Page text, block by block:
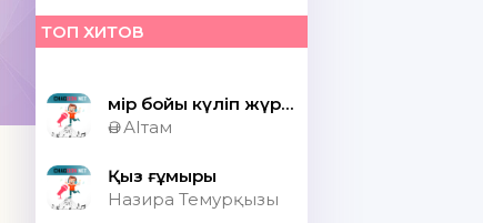
ТОП ХИТОВ
Өмір бойы күліп жүрсек шіркін ай
Ән АІтам
Қыз ғұмыры
Назира Темурқызы